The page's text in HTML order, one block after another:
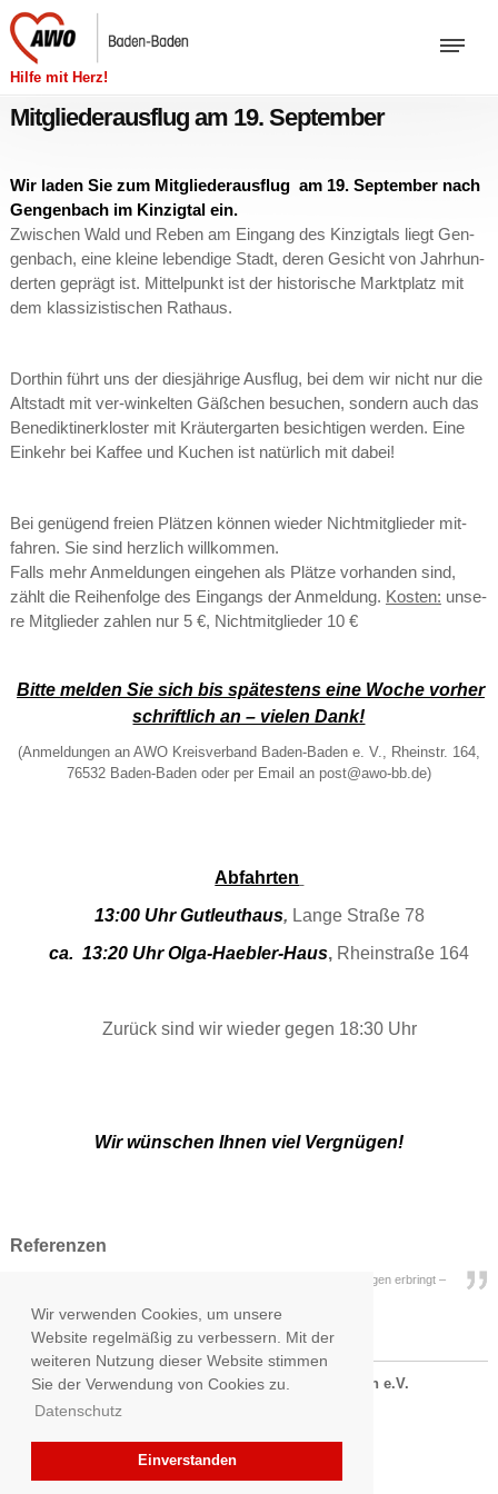
Wir verwenden Cookies, um unsere
Website regelmäßig zu verbessern. Mit der
weiteren Nutzung dieser Website stimmen
Sie der Verwendung von Cookies zu.
Datenschutz
Einverstanden
Hilfe mit Herz!
Mitgliederausflug am 19. September
Wir laden Sie zum Mit­glie­der­aus­flug am 19. Sep­tem­ber nach
Gen­gen­bach im Kin­zig­tal ein.
Zwi­schen Wald und Reben am Ein­gang des Kin­zig­tals liegt Gen­
gen­bach, eine klei­ne le­ben­di­ge Stadt, deren Ge­sicht von Jahr­hun­
der­ten ge­prägt ist. Mit­tel­punkt ist der his­to­ri­sche Markt­platz mit
dem klas­si­zis­ti­schen Rat­haus.
Dort­hin führt uns der dies­jäh­ri­ge Aus­flug, bei dem wir nicht nur die
Alt­stadt mit ver-win­kel­ten Gäß­chen be­su­chen, son­dern auch das
Be­ne­dik­ti­ner­klos­ter mit Kräu­ter­gar­ten be­sich­ti­gen wer­den. Eine
Ein­kehr bei Kaf­fee und Ku­chen ist na­tür­lich mit dabei!
Bei ge­nü­gend frei­en Plät­zen kön­nen wie­der Nicht­mit­glie­der mit­
fah­ren. Sie sind herz­lich will­kom­men.
Falls mehr An­mel­dun­gen ein­ge­hen als Plät­ze vor­han­den sind,
zählt die Rei­hen­fol­ge des Ein­gangs der An­mel­dung. Kos­ten: un­se­
re Mit­glie­der zah­len nur 5 €, Nicht­mit­glie­der 10 €
Bitte mel­den Sie sich bis spä­tes­tens eine Woche vor­her
schrift­lich an – vie­len Dank!
(An­mel­dun­gen an AWO Kreis­ver­band Ba­den-Ba­den e. V., Rhein­str. 164,
76532 Ba­den-Ba­den oder per Email an post@​awo-​bb.​de)
Ab­fahr­ten
13:00 Uhr Gut­leut­haus, Lange Stra­ße 78
ca. 13:20 Uhr Ol­ga-Haeb­ler-Haus, Rhein­stra­ße 164
Zu­rück sind wir wie­der gegen 18:30 Uhr
Wir wün­schen Ihnen viel Ver­gnü­gen!
Referenzen
"Ich engagiere mich für die AWO, weil sie exzellente soziale Leistungen erbringt –
Wolfgang Grenke – GRENKELEASING AG
© 2017Arbeiterwohlfahrt KV Baden-Baden e.V.
07221 361720
E-Mail:post@awo-baden-baden.de